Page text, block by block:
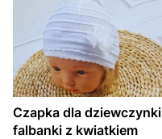
Czapka dla dziewczynki
falbanki z kwiatkiem